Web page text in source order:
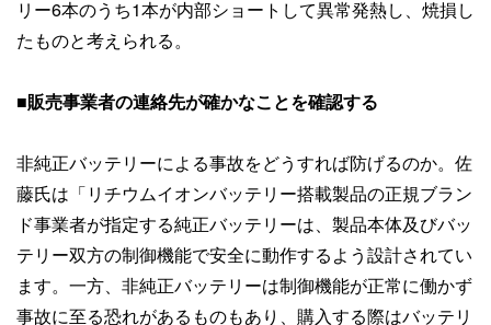
リー6本のうち1本が内部ショートして異常発熱し、焼損し
たものと考えられる。
■販売事業者の連絡先が確かなことを確認する
非純正バッテリーによる事故をどうすれば防げるのか。佐
藤氏は「リチウムイオンバッテリー搭載製品の正規ブラン
ド事業者が指定する純正バッテリーは、製品本体及びバッ
テリー双方の制御機能で安全に動作するよう設計されてい
ます。一方、非純正バッテリーは制御機能が正常に働かず
事故に至る恐れがあるものもあり、購入する際はバッテリ